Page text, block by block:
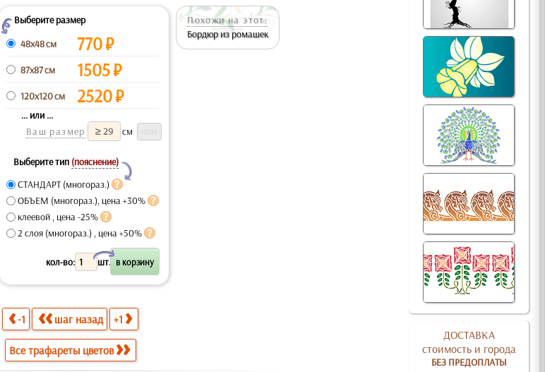
ДОСТАВКА
стоимость и города
БЕЗ ПРЕДОПЛАТЫ
ZВыберите размер
48x48 см
770₽
87x87 см 1505₽
120x120 см 2520₽
... или ...
Ваш размер
см
Выберите тип (пояснение)
Y
СТАНДАРТ (многораз.)
ОБЪЕМ (многораз.), цена +30%
клеевой , цена -25%
2 слоя (многораз.) , цена +50%
кол-во: шт.
X
Похожи на этот:
Бордюр из ромашек
-1 шаг назад +1
Все трафареты цветов